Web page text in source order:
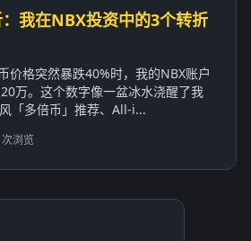
我在NBX投资中的3个转折
价格突然暴跌40%时，我的NBX账户
万。这个数字像一盆冰水浇醒了我
「多倍币」推荐、All-i...
浏览